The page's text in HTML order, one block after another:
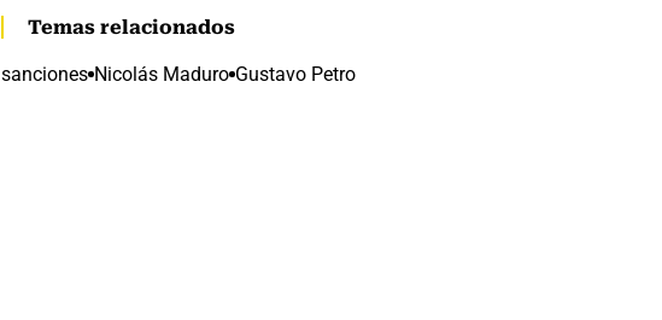
Temas relacionados
sanciones Nicolás Maduro Gustavo Petro